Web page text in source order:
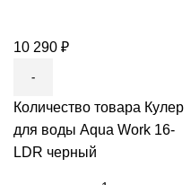
10 290 ₽
Количество товара Кулер
для воды Aqua Work 16-
LDR черный